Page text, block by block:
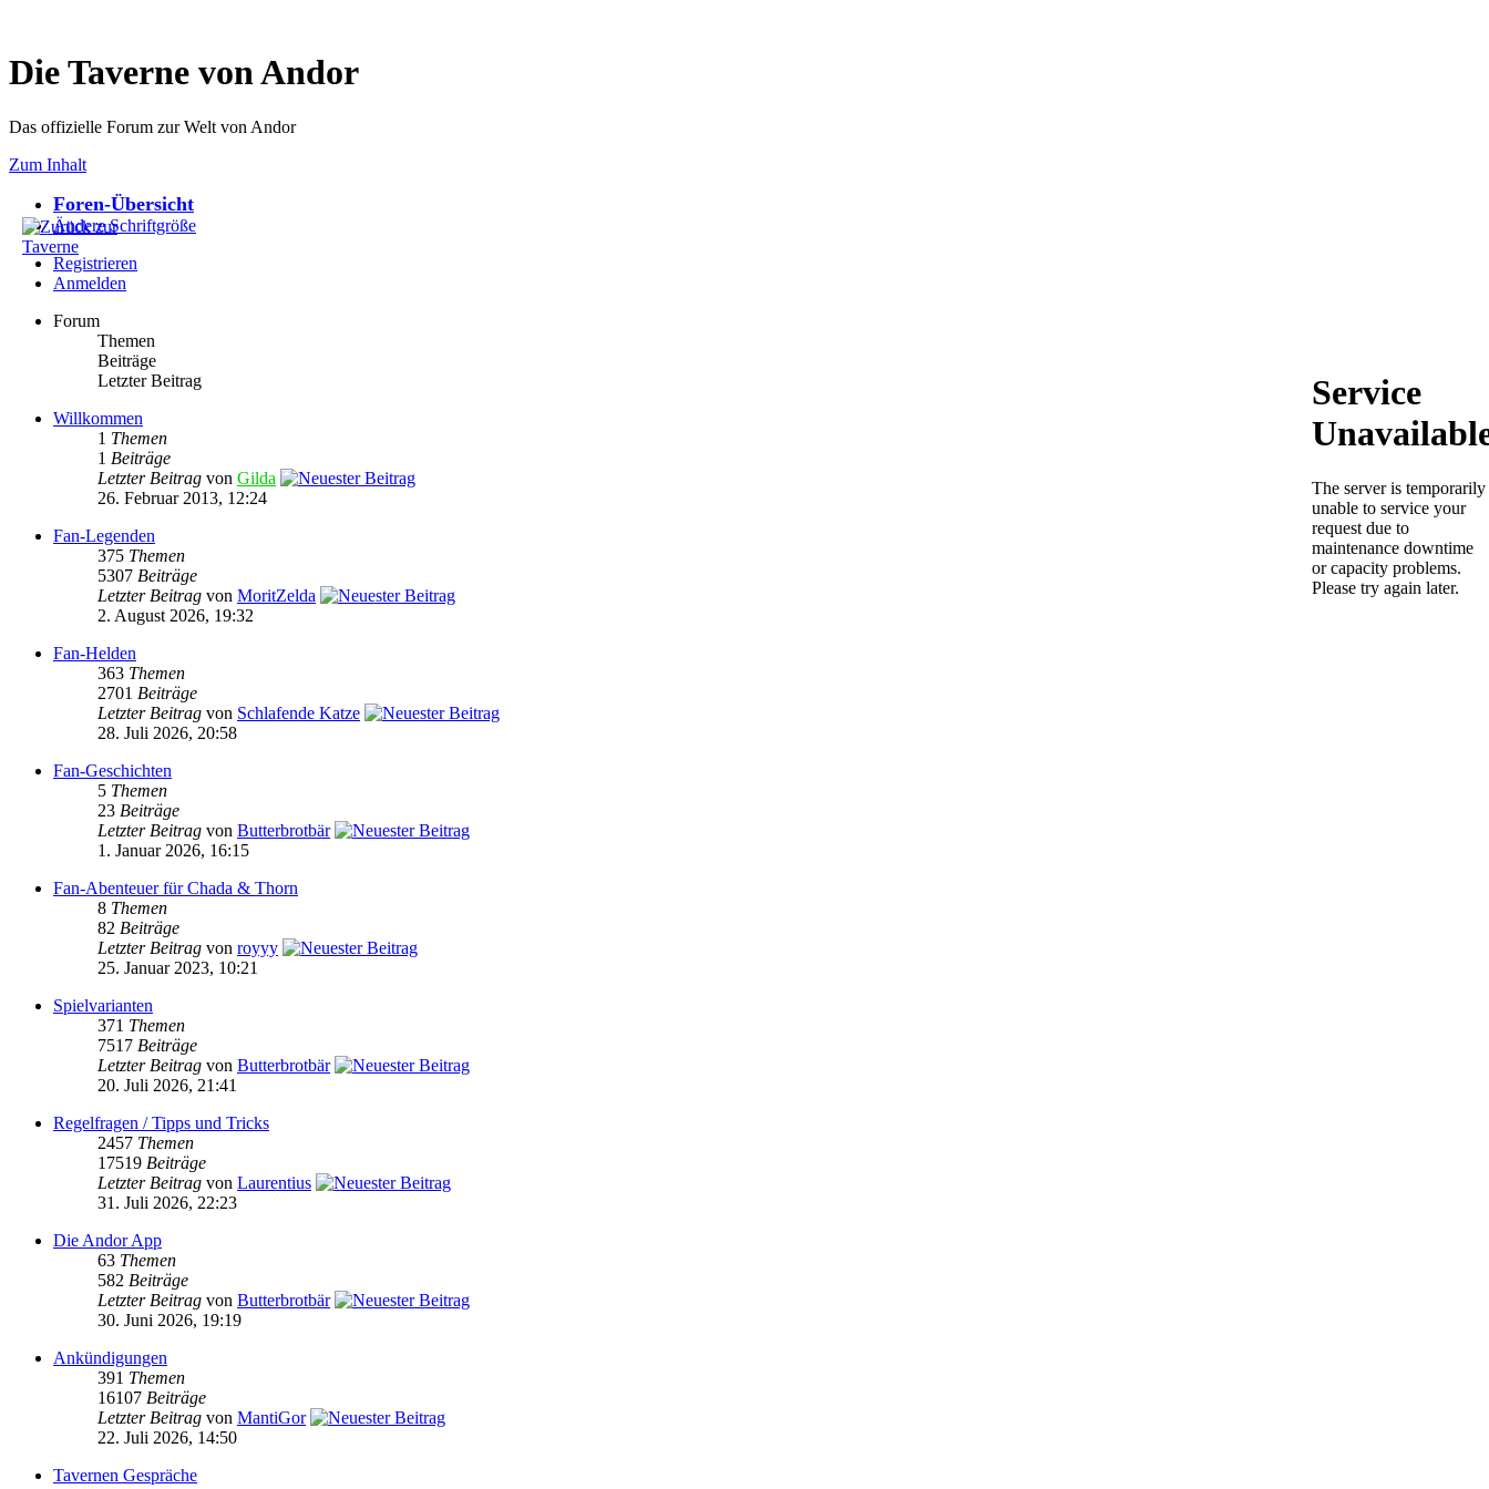
Die Taverne von Andor
Das offizielle Forum zur Welt von Andor
Zum Inhalt
Foren-Übersicht
Ändere Schriftgröße
Registrieren
Anmelden
Forum
Themen
Beiträge
Letzter Beitrag
Willkommen
1 Themen
1 Beiträge
Letzter Beitrag von Gilda
26. Februar 2013, 12:24
Fan-Legenden
375 Themen
5307 Beiträge
Letzter Beitrag von MoritZelda
2. August 2026, 19:32
Fan-Helden
363 Themen
2701 Beiträge
Letzter Beitrag von Schlafende Katze
28. Juli 2026, 20:58
Fan-Geschichten
5 Themen
23 Beiträge
Letzter Beitrag von Butterbrotbär
1. Januar 2026, 16:15
Fan-Abenteuer für Chada & Thorn
8 Themen
82 Beiträge
Letzter Beitrag von royyy
25. Januar 2023, 10:21
Spielvarianten
371 Themen
7517 Beiträge
Letzter Beitrag von Butterbrotbär
20. Juli 2026, 21:41
Regelfragen / Tipps und Tricks
2457 Themen
17519 Beiträge
Letzter Beitrag von Laurentius
31. Juli 2026, 22:23
Die Andor App
63 Themen
582 Beiträge
Letzter Beitrag von Butterbrotbär
30. Juni 2026, 19:19
Ankündigungen
391 Themen
16107 Beiträge
Letzter Beitrag von MantiGor
22. Juli 2026, 14:50
Tavernen Gespräche